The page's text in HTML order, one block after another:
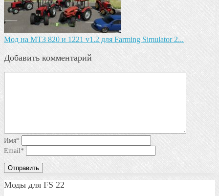
Мод на МТЗ 820 и 1221 v1.2 для Farming Simulator 2...
Добавить комментарий
Имя*
Email*
Моды для FS 22